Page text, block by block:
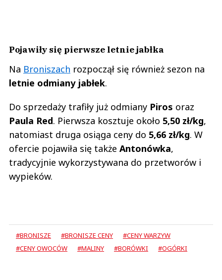
Pojawiły się pierwsze letnie jabłka
Na Broniszach rozpoczął się również sezon na
letnie odmiany jabłek.
Do sprzedaży trafiły już odmiany Piros oraz
Paula Red. Pierwsza kosztuje około 5,50 zł/kg,
natomiast druga osiąga ceny do 5,66 zł/kg. W
ofercie pojawiła się także Antonówka,
tradycyjnie wykorzystywana do przetworów i
wypieków.
#BRONISZE #BRONISZE CENY
#CENY WARZYW
#CENY OWOCÓW
#MALINY #BORÓWKI #OGÓRKI